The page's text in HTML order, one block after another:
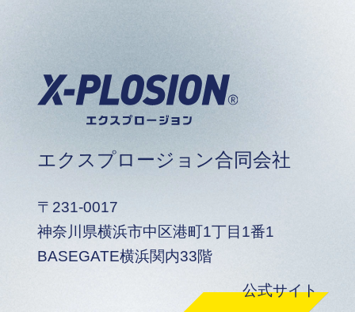
エクスプロージョン合同会社
〒231-0017
神奈川県横浜市中区港町1丁目1番1
BASEGATE横浜関内33階
公式サイト